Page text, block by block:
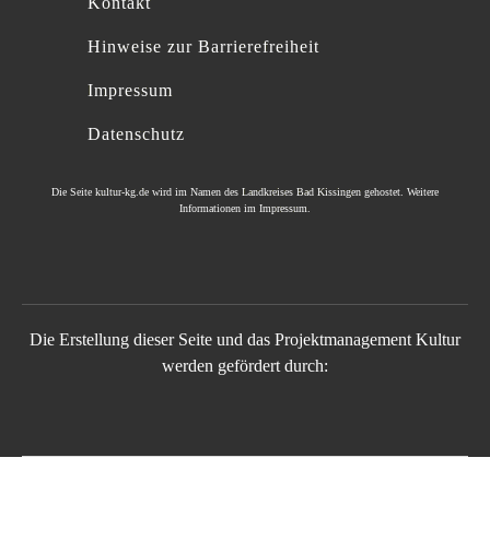
Hinweise zur Barrierefreiheit
Impressum
Datenschutz
Die Seite kultur-kg.de wird im Namen des Landkreises Bad Kissingen gehostet. Weitere
Informationen im Impressum
Die Erstellung dieser Seite und das Projektmanagement Kultur
werden gefördert durch: